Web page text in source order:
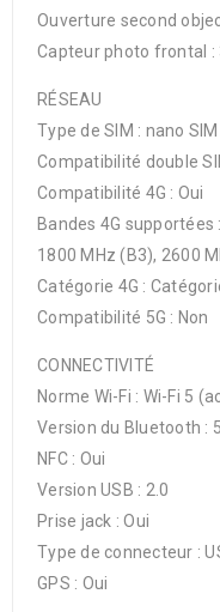
Ouverture second
Capteur photo frontal :
RÉSEAU
Type de SIM : nano SIM
Compatibilité double
Compatibilité 4G : Oui
Bandes 4G supportées
1800 MHz (B3), 2600
Catégorie 4G :
Compatibilité 5G : Non
CONNECTIVITÉ
Norme Wi-Fi : Wi-Fi 5
Version du Bluetooth :
NFC : Oui
Version USB : 2.0
Prise jack : Oui
Type de connecteur :
GPS : Oui